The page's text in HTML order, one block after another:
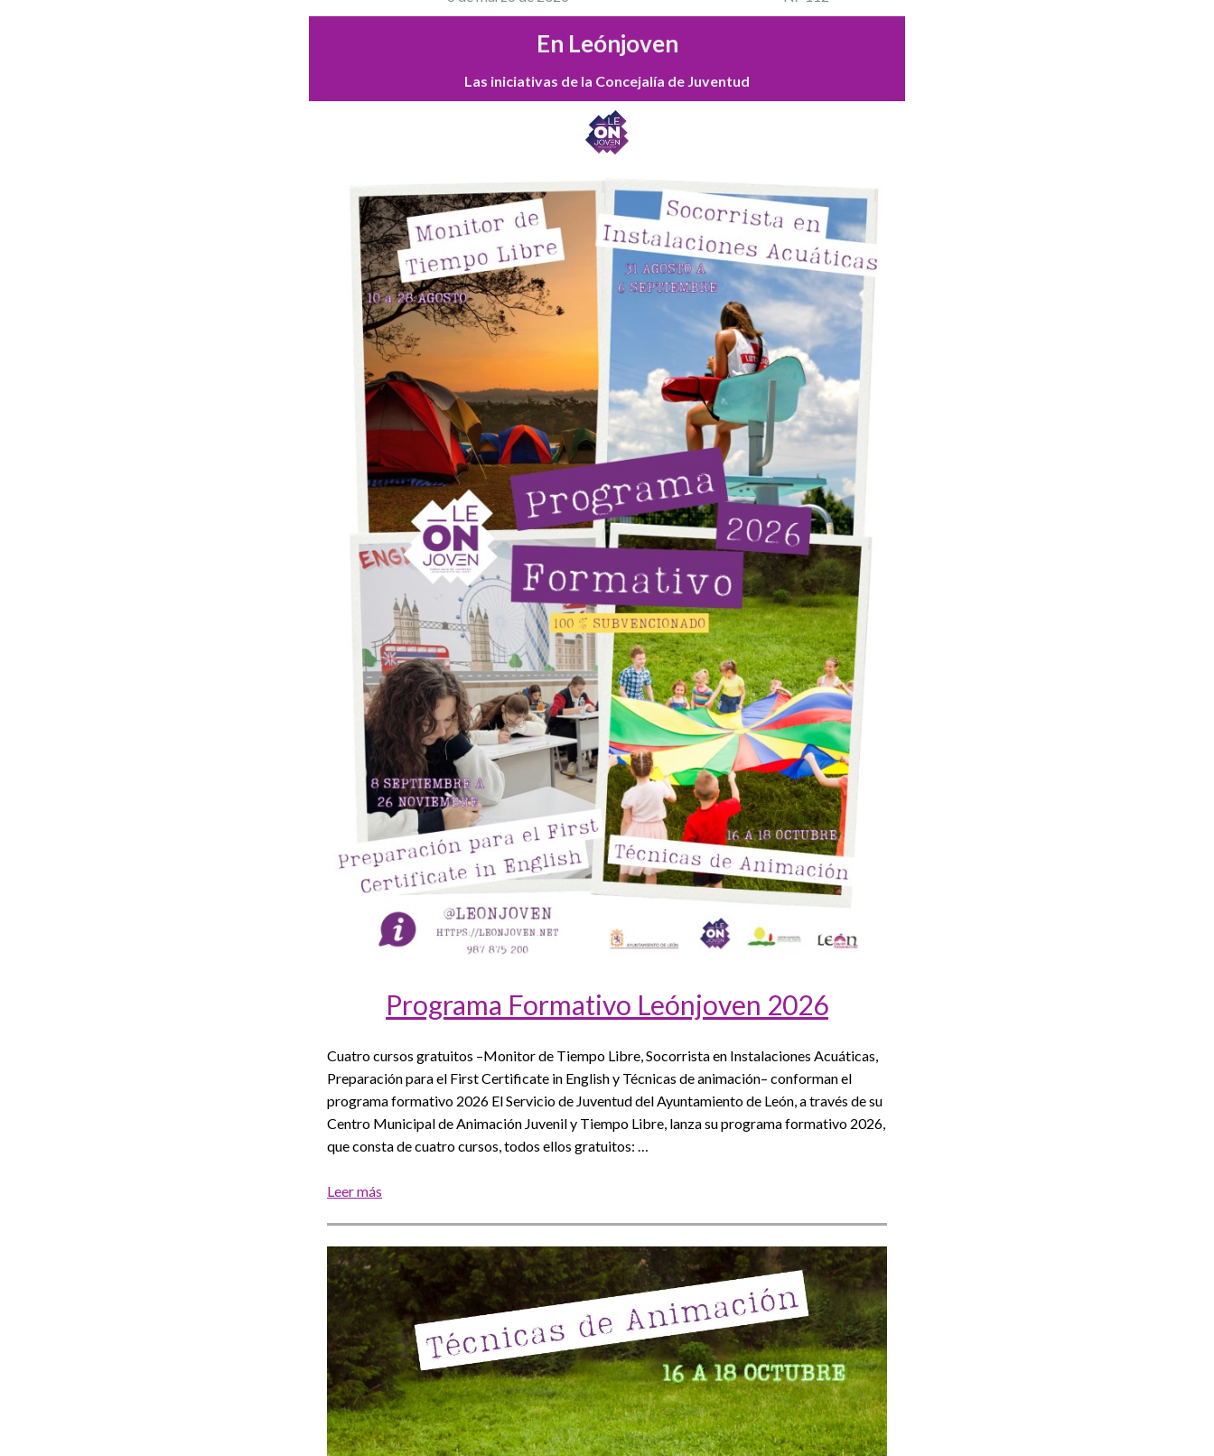
En Leónjoven
Las iniciativas de la Concejalía de Juventud
Programa Formativo Leónjoven 2026
Cuatro cursos gratuitos –Monitor de Tiempo Libre, Socorrista en Instalaciones Acuáticas,
Preparación para el First Certificate in English y Técnicas de animación– conforman el
programa formativo 2026 El Servicio de Juventud del Ayuntamiento de León, a través de su
Centro Municipal de Animación Juvenil y Tiempo Libre, lanza su programa formativo 2026,
que consta de cuatro cursos, todos ellos gratuitos: …
Leer más